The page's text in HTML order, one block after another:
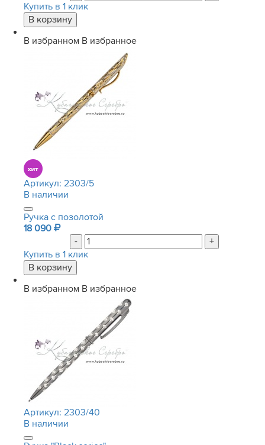
Купить в 1 клик
В избранном В избранное
Артикул: 2303/5
В наличии
Ручка с позолотой
18 090
-
+
Купить в 1 клик
В избранном В избранное
Артикул: 2303/40
В наличии